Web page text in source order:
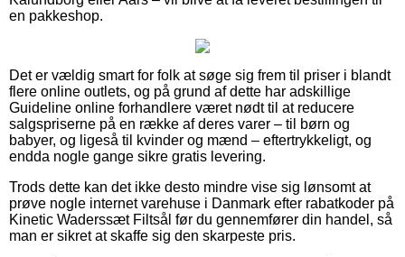
en pakkeshop.
Det er vældig smart for folk at søge sig frem til priser i blandt
flere online outlets, og på grund af dette har adskillige
Guideline online forhandlere været nødt til at reducere
salgspriserne på en række af deres varer – til børn og
babyer, og ligeså til kvinder og mænd – eftertrykkeligt, og
endda nogle gange sikre gratis levering.
Trods dette kan det ikke desto mindre vise sig lønsomt at
prøve nogle internet varehuse i Danmark efter rabatkoder på
Kinetic Waderssæt Filtsål før du gennemfører din handel, så
man er sikret at skaffe sig den skarpeste pris.